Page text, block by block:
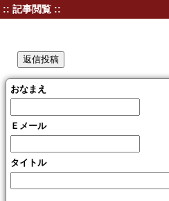
:: 記事閲覧 ::
おなまえ
Ｅメール
タイトル